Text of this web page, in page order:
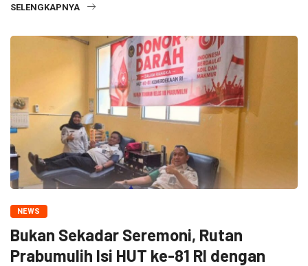
SELENGKAPNYA
NEWS
Bukan Sekadar Seremoni, Rutan
Prabumulih Isi HUT ke-81 RI dengan